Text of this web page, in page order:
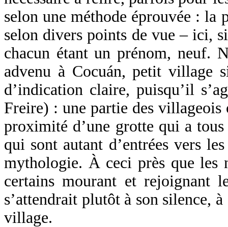
selon une méthode éprouvée : la
selon divers points de vue – ici,
chacun étant un prénom, neuf.
advenu à Cocuán, petit village
d’indication claire, puisqu’il
Freire) : une partie des
proximité d’une grotte qui a
qui sont autant d’entrées vers
mythologie. À ceci près que les
certains mourant et rejoignant
s’attendrait plutôt à son silence,
village.